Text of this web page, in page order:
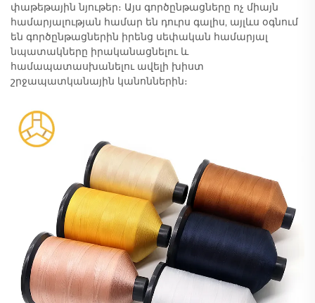
փաթեթային նյութեր։ Այս գործընթացները ոչ միայն
համարյալության համար են դուրս գալիս, այլևս օգնում
են գործընթացներին իրենց սեփական համարյալ
նպատակները իրականացնելու և
համապատասխանելու ավելի խիստ
շրջապատկանային կանոններին։